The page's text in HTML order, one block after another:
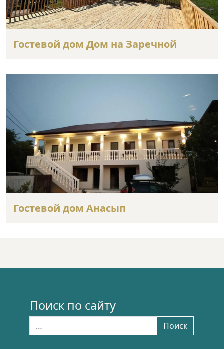
Гостевой дом Дом на Заречной
Гостевой дом Анасып
Поиск по сайту
Поиск